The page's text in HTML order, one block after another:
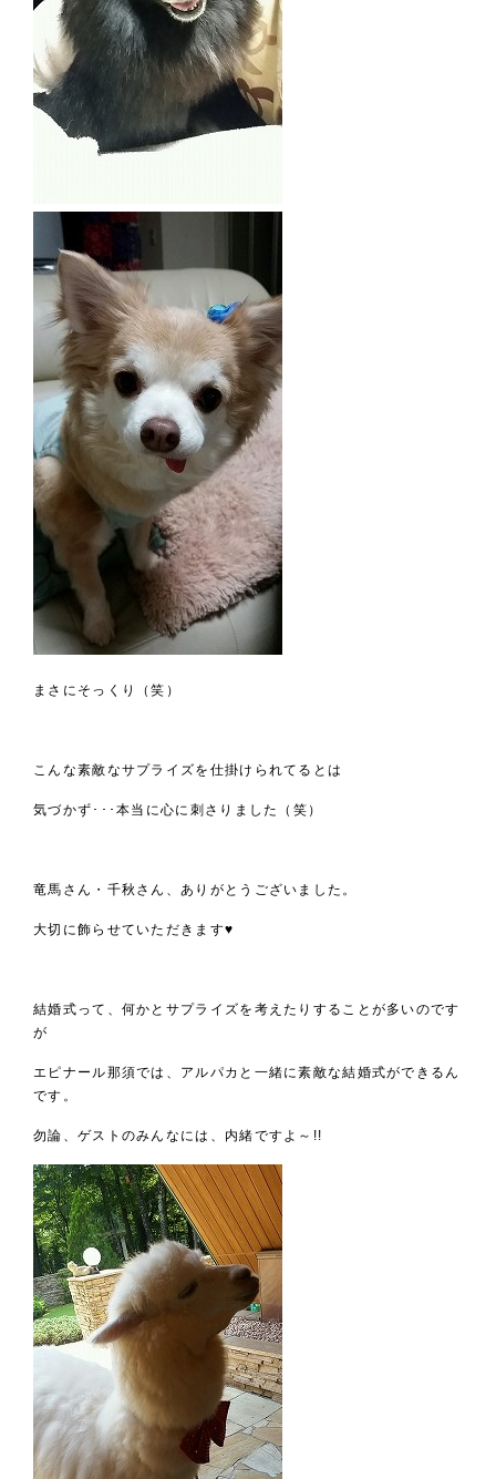
まさにそっくり（笑）
こんな素敵なサプライズを仕掛けられてるとは
気づかず･･･本当に心に刺さりました（笑）
竜馬さん・千秋さん、ありがとうございました。
大切に飾らせていただきます♥
結婚式って、何かとサプライズを考えたりすることが多いのです
が
エピナール那須では、アルパカと一緒に素敵な結婚式ができるん
です。
勿論、ゲストのみんなには、内緒ですよ～!!